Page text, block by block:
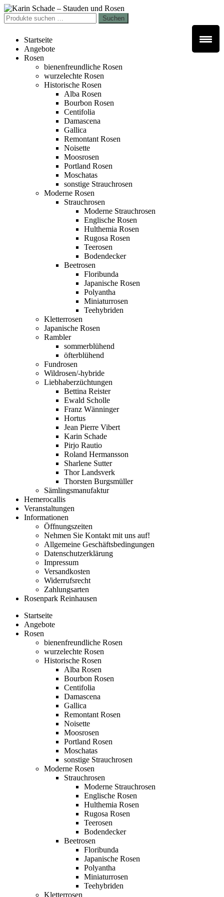
Zur
Navigation
springen
Zum
Inhalt
springen
Suchen
nach:
Suchen
Startseite
Angebote
Rosen
bienenfreundliche Rosen
wurzelechte Rosen
Historische Rosen
Alba Rosen
Bourbon Rosen
Centifolia
Damascena
Gallica
Remontant Rosen
Noisette
Moosrosen
Portland Rosen
Moschatas
sonstige Strauchrosen
Moderne Rosen
Strauchrosen
Moderne Strauchrosen
Englische Rosen
Hulthemia Rosen
Rugosa Rosen
Teerosen
Bodendecker
Beetrosen
Floribunda
Japanische Rosen
Polyantha
Miniaturrosen
Teehybriden
Kletterrosen
Japanische Rosen
Rambler
sommerblühend
öfterblühend
Fundrosen
Wildrosen/-hybride
Liebhaberzüchtungen
Bettina Reister
Ewald Scholle
Franz Wänninger
Hortus
Jean Pierre Vibert
Karin Schade
Pirjo Rautio
Roland Hermansson
Sharlene Sutter
Thor Landsverk
Thorsten Burgsmüller
Sämlingsmanufaktur
Hemerocallis
Veranstaltungen
Informationen
Öffnungszeiten
Nehmen Sie Kontakt mit uns auf!
Allgemeine Geschäftsbedingungen
Datenschutzerklärung
Impressum
Versandkosten
Widerrufsrecht
Zahlungsarten
Rosenpark Reinhausen
Startseite
Angebote
Rosen
bienenfreundliche Rosen
wurzelechte Rosen
Historische Rosen
Alba Rosen
Bourbon Rosen
Centifolia
Damascena
Gallica
Remontant Rosen
Noisette
Moosrosen
Portland Rosen
Moschatas
sonstige Strauchrosen
Moderne Rosen
Strauchrosen
Moderne Strauchrosen
Englische Rosen
Hulthemia Rosen
Rugosa Rosen
Teerosen
Bodendecker
Beetrosen
Floribunda
Japanische Rosen
Polyantha
Miniaturrosen
Teehybriden
Kletterrosen